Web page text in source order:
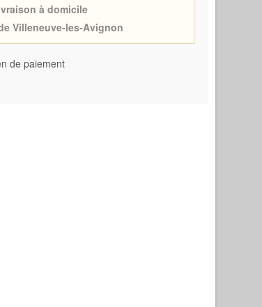
à domicile
Villeneuve-les-Avignon